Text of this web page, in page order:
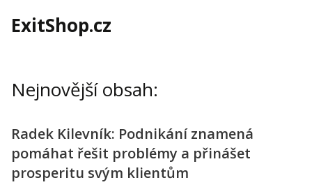
Solo
Inzerce
Přihlášení
Kontakt
ExitShop.cz
Nejnovější obsah:
Radek Kilevník: Podnikání znamená
pomáhat řešit problémy a přinášet
prosperitu svým klientům